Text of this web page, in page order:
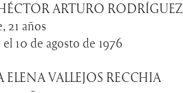
ARTURO RODRÍGUEZ
21 años
10 de agosto de 1976
ELENA VALLEJOS RECCHIA